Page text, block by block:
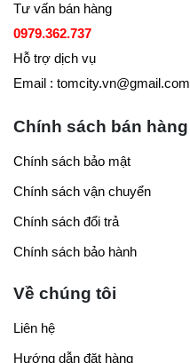
Tư vấn bán hàng
0979.362.737
Hỗ trợ dịch vụ
Email : tomcity.vn@gmail.com
Chính sách bán hàng
Chính sách bảo mật
Chính sách vận chuyển
Chính sách đổi trả
Chính sách bảo hành
Về chúng tôi
Liên hệ
Hướng dẫn đặt hàng